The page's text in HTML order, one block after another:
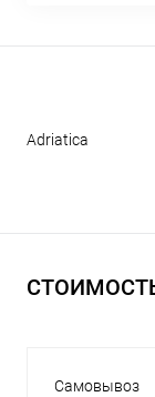
Adriatica
Самовывоз